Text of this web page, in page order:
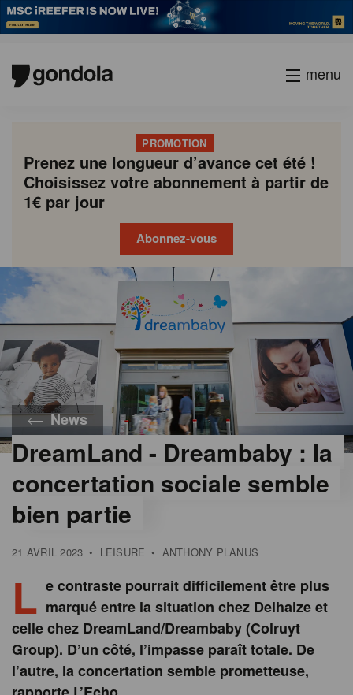
menu
PROMOTION
Prenez une longueur d’avance cet été !
Choisissez votre abonnement à partir de
1€ par jour
Abonnez-vous
News
DreamLand - Dreambaby : la
concertation sociale semble
bien partie
21 AVRIL 2023 • LEISURE • ANTHONY PLANUS
Group
L e contraste pourrait difficilement être plus
marqué entre la situation chez Delhaize et
celle chez DreamLand/Dreambaby (Colruyt
Group). D’un côté, l’impasse paraît totale. De
l’autre, la concertation semble prometteuse,
Gondola
academy
Gondola
society